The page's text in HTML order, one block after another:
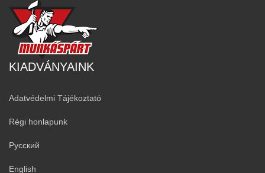
KIADVÁNYAINK
Adatvédelmi Tájékoztató
Régi honlapunk
Русский
English